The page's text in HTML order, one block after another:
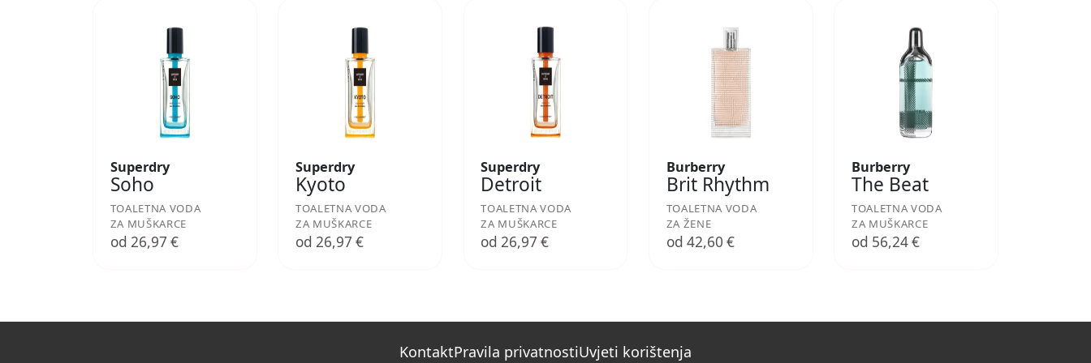
Superdry
Soho
TOALETNA VODA
ZA MUŠKARCE
od 26,97 €
Superdry
Kyoto
TOALETNA VODA
ZA MUŠKARCE
od 26,97 €
Superdry
Detroit
TOALETNA VODA
ZA MUŠKARCE
od 26,97 €
Burberry
Brit Rhythm
TOALETNA VODA
ZA ŽENE
od 42,60 €
Burberry
The Beat
TOALETNA VODA
ZA MUŠKARCE
od 56,24 €
KontaktPravila privatnostiUvjeti korištenja